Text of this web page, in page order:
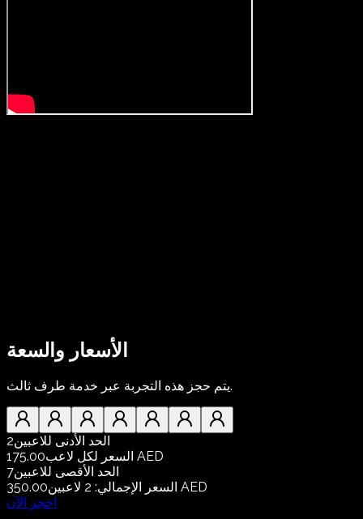
الأسعار والسعة
يتم حجز هذه التجربة عبر خدمة طرف ثالث.
الحد الأدنى للاعبين2
السعر لكل لاعب 175.00 AED
الحد الأقصى للاعبين7
السعر الإجمالي:
2 لاعبين
350.00 AED
احجز الآن